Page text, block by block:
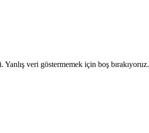
veri göstermemek için boş bırakıyoruz.